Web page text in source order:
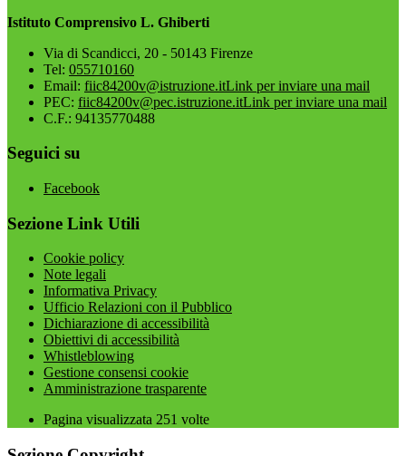
Istituto Comprensivo L. Ghiberti
Via di Scandicci, 20 - 50143 Firenze
Tel: 055710160
Email: fiic84200v@istruzione.itLink per inviare una mail
PEC: fiic84200v@pec.istruzione.itLink per inviare una mail
C.F.: 94135770488
Seguici su
Facebook
Sezione Link Utili
Cookie policy
Note legali
Informativa Privacy
Ufficio Relazioni con il Pubblico
Dichiarazione di accessibilità
Obiettivi di accessibilità
Whistleblowing
Gestione consensi cookie
Amministrazione trasparente
Pagina visualizzata 251 volte